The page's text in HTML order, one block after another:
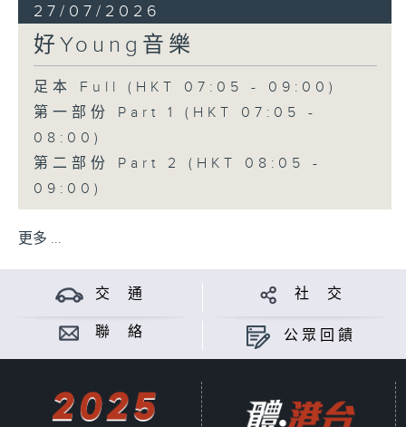
27/07/2026
好Young音樂
足本 Full (HKT 07:05 - 09:00)
第一部份 Part 1 (HKT 07:05 -
08:00)
第二部份 Part 2 (HKT 08:05 -
09:00)
更多 ...
交 通 社 交
聯 絡 公眾回饋